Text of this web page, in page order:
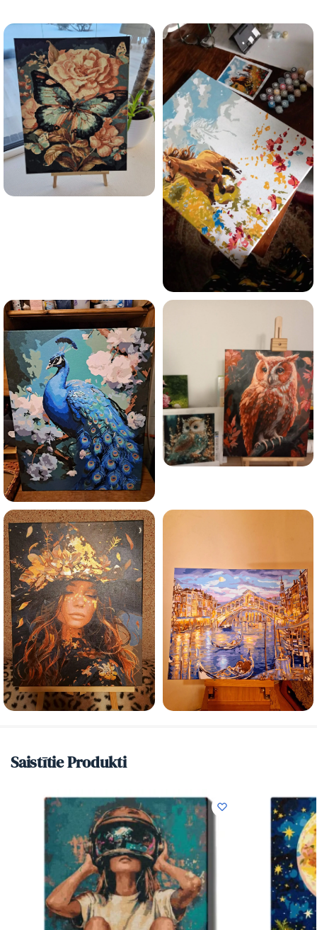
Saistītie Produkti
Esmu iepazinies ar GleznoPats.lv privātuma politiku un
piekrītu tai
GleznoPats.lvPrivātuma politika
SAŅEMT -10%